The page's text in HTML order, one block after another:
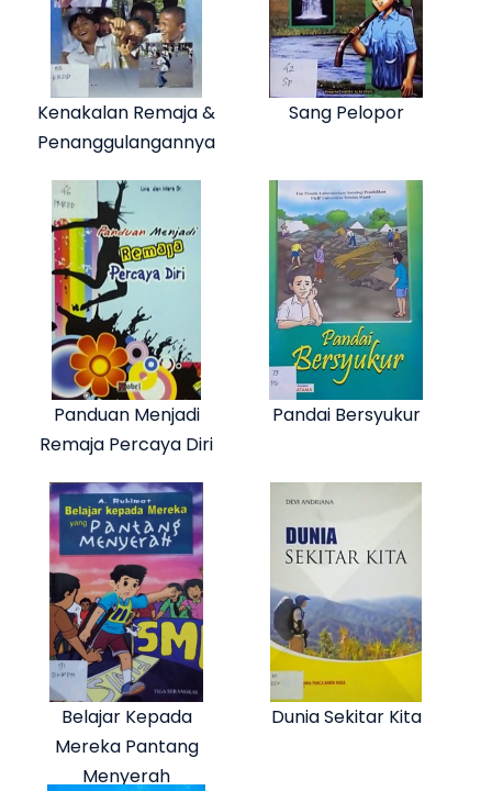
Kenakalan Remaja &
Penanggulangannya
Sang Pelopor
Panduan Menjadi
Remaja Percaya Diri
Pandai Bersyukur
Belajar Kepada
Mereka Pantang
Menyerah
Dunia Sekitar Kita